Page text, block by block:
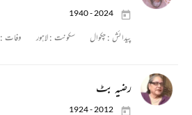
1940 - 2024
پیدائش :چکوال سکونت :لاہور وفات :
رضیہ بٹ
1924 - 2012